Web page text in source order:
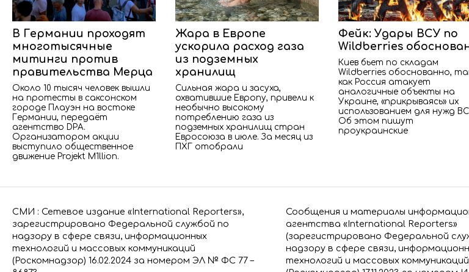
В Германии проходят
многотысячные
митинги против
правительства Мерца
Около 10 тысяч человек вышли
на протесты в саксонском
городе Плауэн на востоке
Германии, передаёт
агентство DPA.
Организатором акции
выступило общественное
движение Projekt M1llion.
Жара в Европе
ускорила расход газа
из подземных
хранилищ
Сильная жара и засуха,
охватившие Европу, привели к
необычно высокому
потреблению газа из
подземных хранилищ стран
Евросоюза в июле. За месяц из
ПХГ отобрали
Фейк: Удары ВСУ по
Wildberries
Киев бьет по складам
Wildberries обоснованно,
как Россия атакует
аналогичные объекты на
Украине, «прикрываясь» их
использованием для нужд
Об этом пишут
проукраинские
СМИ : Сетевое издание «International Reporters»,
зарегистрировано Федеральной службой по
надзору в сфере связи, информационных
технологий и массовых коммуникаций
(Роскомнадзор) 16.02.2024 за номером ЭЛ № ФС 77 –
Сообщения и материалы
агентства «International Reporters»
(зарегистрировано Федеральной
надзору в сфере связи,
технологий и массовых коммуникаций